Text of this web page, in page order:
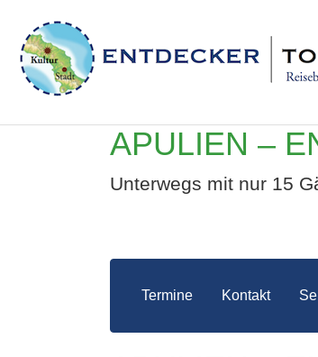
APULIEN –
Unterwegs mit nur 15
Termine Kontakt